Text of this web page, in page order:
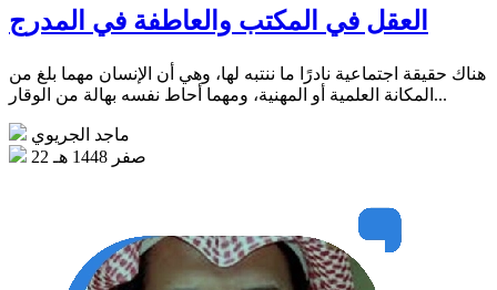
العقل في المكتب والعاطفة في المدرج
هناك حقيقة اجتماعية نادرًا ما ننتبه لها، وهي أن الإنسان مهما بلغ من
المكانة العلمية أو المهنية، ومهما أحاط نفسه بهالة من الوقار...
ماجد الجريوي
22 صفر 1448 هـ